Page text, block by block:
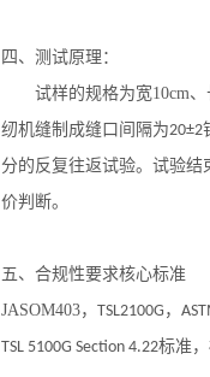
四、测试原理：
试样的规格为宽10cm、
纫机缝制成缝口间隔为20±2
分的反复往返试验。试验
价判断。
五、 合规性要求核心标准
JASOM403， TSL2100G ，
TSL 5100G Section 4.22标准